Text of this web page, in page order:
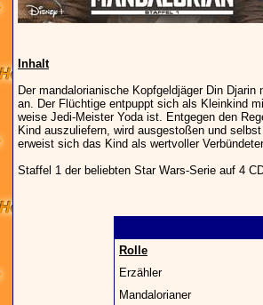
Inhalt
Der mandalorianische Kopfgeldjäger Din
an. Der Flüchtige entpuppt sich als Kleinkind
weise Jedi-Meister Yoda ist. Entgegen den
Kind auszuliefern, wird ausgestoßen und
erweist sich das Kind als wertvoller
Staffel 1 der beliebten Star Wars-Serie auf 4
Rolle
Erzähler
Mandalorianer